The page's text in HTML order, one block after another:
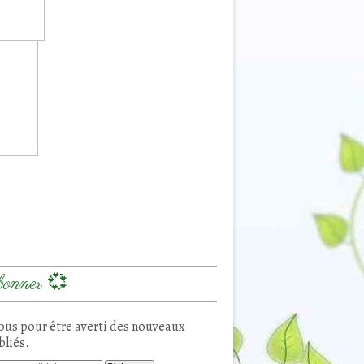
💞
pour être averti des nouveaux